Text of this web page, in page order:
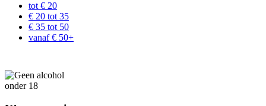
tot € 20
€ 20 tot 35
€ 35 tot 50
vanaf € 50+